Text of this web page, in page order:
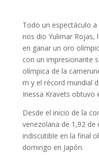
Todo un espectáculo
nos dio Yulimar Rojas,
en ganar un oro
con un impresionante
olímpica de la
m y el récord mundial
Inessa Kravets obtuvo
Desde el inicio de la
venezolana de 1,92
indiscutible en la final
domingo en Japón.